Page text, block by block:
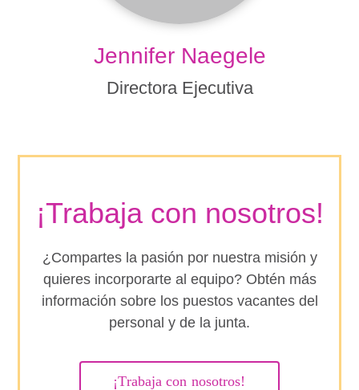
Jennifer Naegele
Directora Ejecutiva
¡Trabaja con nosotros!
¿Compartes la pasión por nuestra misión y
quieres incorporarte al equipo? Obtén más
información sobre los puestos vacantes del
personal y de la junta.
¡Trabaja con nosotros!